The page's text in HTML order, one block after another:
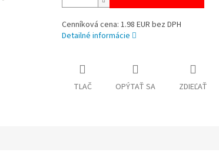
Cenníková cena: 1.98 EUR bez DPH
Detailné informácie
TLAČ OPÝTAŤ SA ZDIEĽAŤ